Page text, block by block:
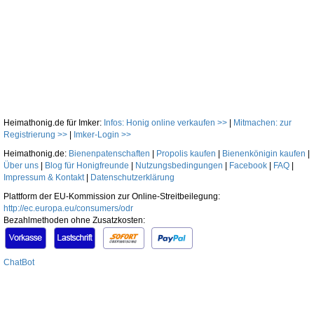
Heimathonig.de für Imker: Infos: Honig online verkaufen >>
Mitmachen: zur
Registrierung >>
Imker-Login >>
Heimathonig.de: Bienenpatenschaften Propolis kaufen Bienenkönigin kaufen
Über uns
Blog für Honigfreunde Nutzungsbedingungen Facebook FAQ
Impressum & Kontakt|
Datenschutzerklärung
Plattform der EU-Kommission zur Online-Streitbeilegung:
http://ec.europa.eu/consumers/odr
Bezahlmethoden ohne Zusatzkosten:
ChatBot